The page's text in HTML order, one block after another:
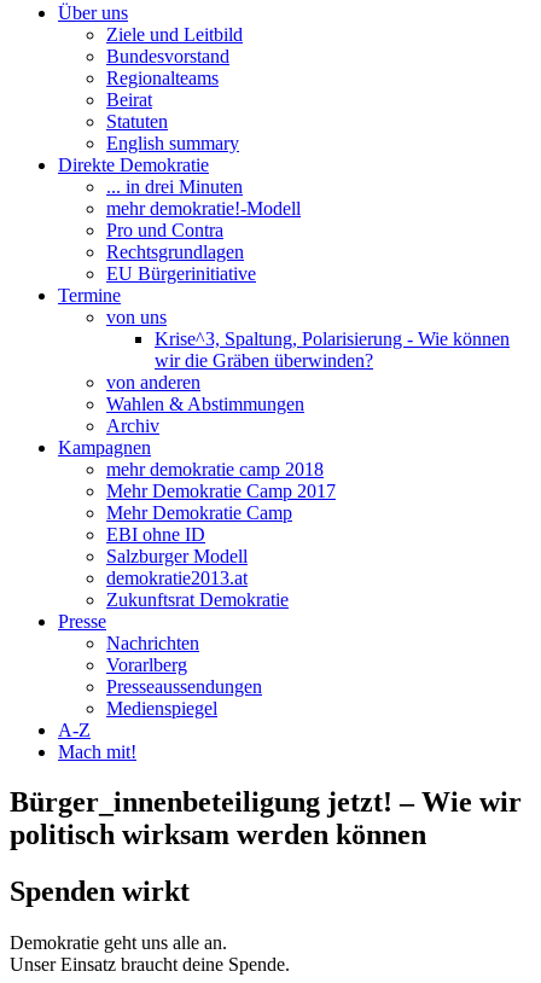
Über uns
Ziele und Leitbild
Bundesvorstand
Regionalteams
Beirat
Statuten
English summary
Direkte Demokratie
... in drei Minuten
mehr demokratie!-Modell
Pro und Contra
Rechtsgrundlagen
EU Bürgerinitiative
Termine
von uns
Krise^3, Spaltung, Polarisierung - Wie können
wir die Gräben überwinden?
von anderen
Wahlen & Abstimmungen
Archiv
Kampagnen
mehr demokratie camp 2018
Mehr Demokratie Camp 2017
Mehr Demokratie Camp
EBI ohne ID
Salzburger Modell
demokratie2013.at
Zukunftsrat Demokratie
Presse
Nachrichten
Vorarlberg
Presseaussendungen
Medienspiegel
A-Z
Mach mit!
Bürger_innenbeteiligung jetzt! – Wie wir
politisch wirksam werden können
Spenden wirkt
Demokratie geht uns alle an.
Unser Einsatz braucht deine Spende.